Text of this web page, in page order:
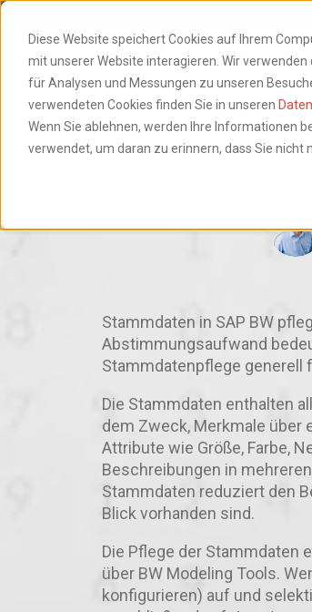
Diese Website speichert Cookies auf Ihrem
mit unserer Website interagieren. Wir
für Analysen und Messungen zu unseren
verwendeten Cookies finden Sie in unseren
Wenn Sie ablehnen, werden Ihre Informationen
verwendet, um daran zu erinnern, dass Sie nicht
NEXTLYTICS
Stammdaten in SAP BW
Abstimmungsaufwand
Stammdatenpflege generell
Die Stammdaten enthalten
dem Zweck, Merkmale über
Attribute wie Größe, Farbe,
Beschreibungen in
Stammdaten reduziert den
Blick vorhanden sind.
Die Pflege der Stammdaten
über BW Modeling Tools.
konfigurieren) auf und